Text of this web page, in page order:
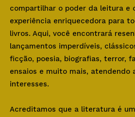
compartilhar o poder da leitura e
experiência enriquecedora para
livros. Aqui, você encontrará
lançamentos imperdíveis,
ficção, poesia, biografias, terror,
ensaios e muito mais, atendendo
interesses.
Acreditamos que a literatura é